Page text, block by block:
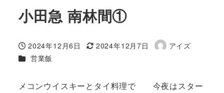
小田急 南林間①
投稿日
2024年12月6日
更新日
2024年12月7日
著
アイズ
カテゴリー
営業飯
メコンウイスキーとタイ料理で 今夜はスター